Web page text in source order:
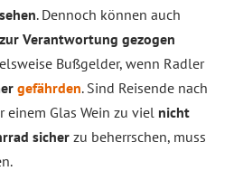
. Dennoch können auch
Verantwortung gezogen
Bußgelder, wenn Radler
gefährden. Sind Reisende nach
einem Glas Wein zu viel nicht
sicher zu beherrschen, muss